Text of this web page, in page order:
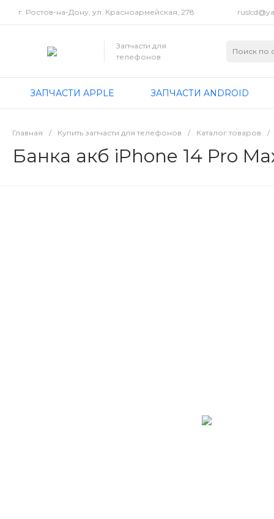
г. Ростов-на-Дону, ул. Красноармейская, 278
Запчасти для
телефонов
ЗАПЧАСТИ APPLE ЗАПЧАСТИ ANDROID
Главная / Купить запчасти для телефонов / Каталог товаров /
Банка акб iPhone 14 Pro